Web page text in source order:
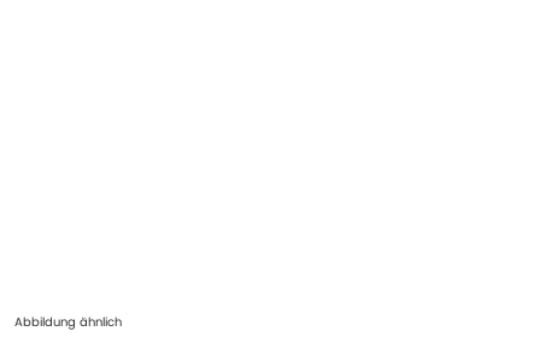
Abbildung ähnlich